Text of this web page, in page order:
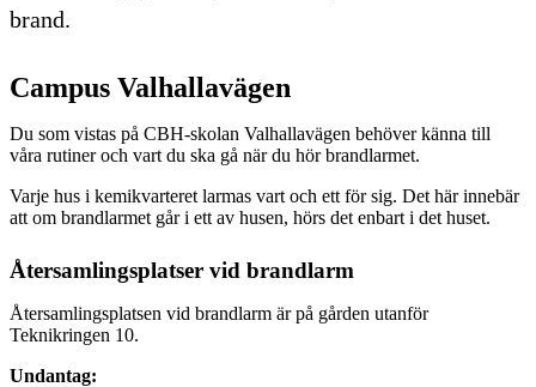
brand.
Campus Valhallavägen
Du som vistas på CBH-skolan Valhallavägen behöver känna till
våra rutiner och vart du ska gå när du hör brandlarmet.
Varje hus i kemikvarteret larmas vart och ett för sig. Det här innebär
att om brandlarmet går i ett av husen, hörs det enbart i det huset.
Återsamlingsplatser vid brandlarm
Återsamlingsplatsen vid brandlarm är på gården utanför
Teknikringen 10.
Undantag: